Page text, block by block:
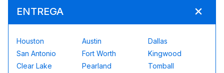
ENTREGA
Houston Austin
Dallas
San Antonio
Fort Worth
Kingwood
Clear Lake
Pearland
Tomball